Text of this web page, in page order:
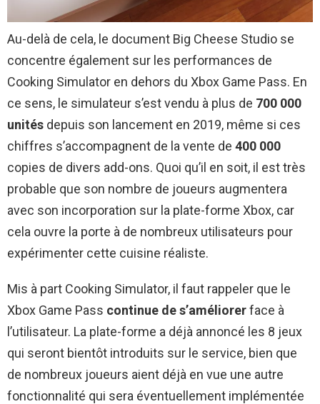
Au-delà de cela, le document Big Cheese Studio se
concentre également sur les performances de
Cooking Simulator en dehors du Xbox Game Pass. En
ce sens, le simulateur s’est vendu à plus de 700 000
unités depuis son lancement en 2019, même si ces
chiffres s’accompagnent de la vente de 400 000
copies de divers add-ons. Quoi qu’il en soit, il est très
probable que son nombre de joueurs augmentera
avec son incorporation sur la plate-forme Xbox, car
cela ouvre la porte à de nombreux utilisateurs pour
expérimenter cette cuisine réaliste.
Mis à part Cooking Simulator, il faut rappeler que le
Xbox Game Pass continue de s’améliorerface à
l’utilisateur. La plate-forme a déjà annoncé les 8 jeux
qui seront bientôt introduits sur le service, bien que
de nombreux joueurs aient déjà en vue une autre
fonctionnalité qui sera éventuellement implémentée